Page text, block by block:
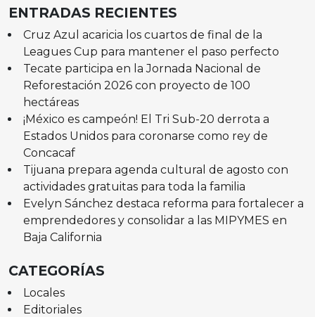
ENTRADAS RECIENTES
Cruz Azul acaricia los cuartos de final de la
Leagues Cup para mantener el paso perfecto
Tecate participa en la Jornada Nacional de
Reforestación 2026 con proyecto de 100
hectáreas
¡México es campeón! El Tri Sub-20 derrota a
Estados Unidos para coronarse como rey de
Concacaf
Tijuana prepara agenda cultural de agosto con
actividades gratuitas para toda la familia
Evelyn Sánchez destaca reforma para fortalecer a
emprendedores y consolidar a las MIPYMES en
Baja California
CATEGORÍAS
Locales
Editoriales